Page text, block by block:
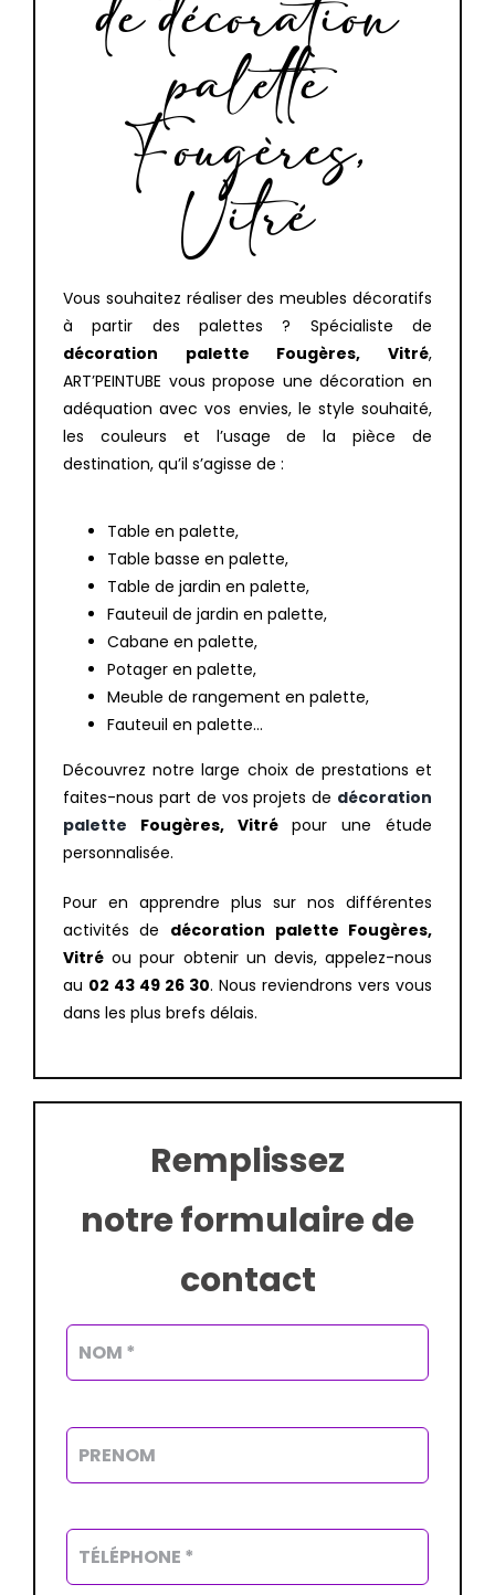
de décoration
palette
Fougères,
Vitré
Vous souhaitez réaliser des meubles décoratifs
à partir des palettes ? Spécialiste de
décoration palette Fougères, Vitré,
ART’PEINTUBE vous propose une décoration en
adéquation avec vos envies, le style souhaité,
les couleurs et l’usage de la pièce de
destination, qu’il s’agisse de :
Table en palette,
Table basse en palette,
Table de jardin en palette,
Fauteuil de jardin en palette,
Cabane en palette,
Potager en palette,
Meuble de rangement en palette,
Fauteuil en palette…
Découvrez notre large choix de prestations et
faites-nous part de vos projets de décoration
palette Fougères, Vitrépour une étude
personnalisée.
Pour en apprendre plus sur nos différentes
activités de décoration palette Fougères,
Vitréou pour obtenir un devis, appelez-nous
au 02 43 49 26 30. Nous reviendrons vers vous
dans les plus brefs délais.
Remplissez
notre formulaire de
contact